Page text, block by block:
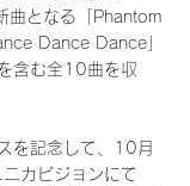
曲となる「Phantom
Dance Dance」
含む全10曲を収
を記念して、10月
カビジョンにて